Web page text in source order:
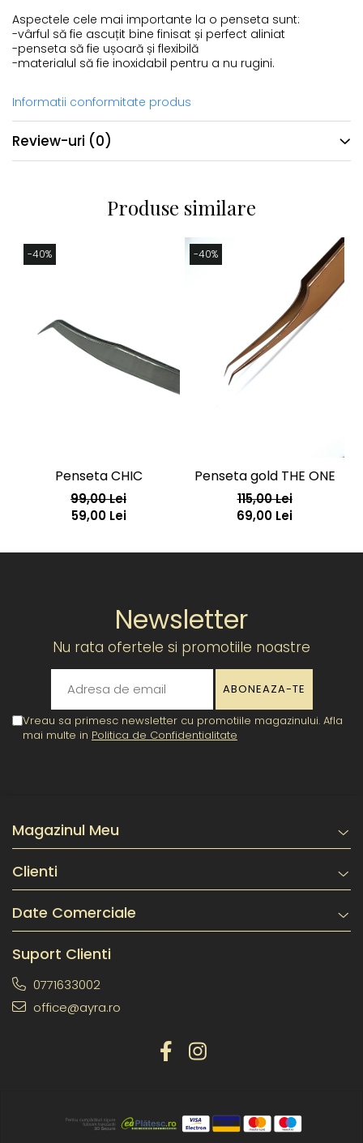
Aspectele cele mai importante la o penseta sunt:
-vârful să fie ascuțit bine finisat și perfect aliniat
-penseta să fie ușoară și flexibilă
-materialul să fie inoxidabil pentru a nu rugini.
Informatii conformitate produs
Review-uri (0)
Produse similare
-40%
Penseta CHIC
99,00 Lei
59,00 Lei
-40%
Penseta gold THE ONE
115,00 Lei
69,00 Lei
Newsletter
Nu rata ofertele si promotiile noastre
Vreau sa primesc newsletter cu promotiile magazinului. Afla
mai multe in Politica de Confidentialitate
Magazinul Meu
Clienti
Date Comerciale
Suport Clienti
0771633002
office@ayra.ro